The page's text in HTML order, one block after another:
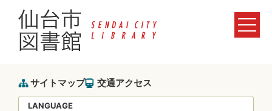
サイトマップ 交通アクセス
LANGUAGE